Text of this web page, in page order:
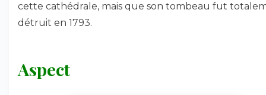
cette cathédrale, mais que son tombeau fut
détruit en 1793.
Aspect